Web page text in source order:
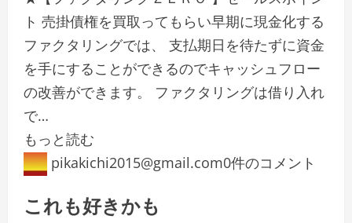
ト 売掛債権を買取ってもらい早期に現金化する
ファクタリングでは、 支払期日を待たずに資金
を手にすることができるのでキャッシュフロー
の改善ができます。 ファクタリングは借り入れ
で…
もっと読む
pikakichi2015@gmail.com0件のコメント
これも好きかも